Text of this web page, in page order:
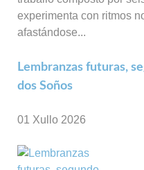
experimenta con ritmos
afastándose...
Lembranzas futuras,
dos Soños
01 Xullo 2026